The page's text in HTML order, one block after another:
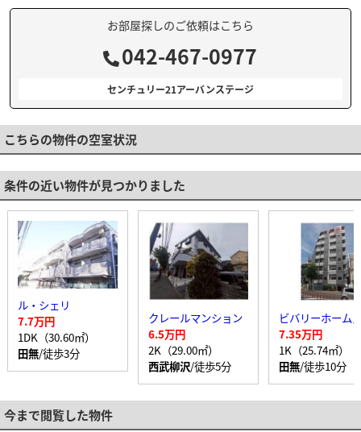
お部屋探しのご依頼はこちら
042-467-0977
センチュリー21アーバンステージ
こちらの物件の空室状況
条件の近い物件が見つかりました
ル・シェリ
7.7万円
1DK（30.60㎡）
田無/徒歩3分
クレールマンション
6.5万円
2K（29.00㎡）
西武柳沢/徒歩5分
7.35万円
1K（25.74㎡）
田無/徒歩10分
今まで閲覧した物件